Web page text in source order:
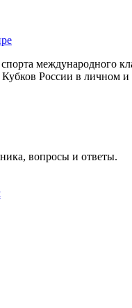
международного
России в
вопросы и ответы.